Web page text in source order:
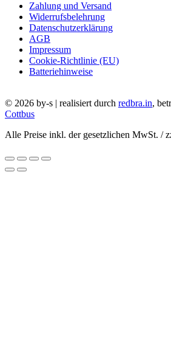
Zahlung und Versand
Widerrufsbelehrung
Datenschutzerklärung
AGB
Impressum
Cookie-Richtlinie (EU)
Batteriehinweise
© 2026 by-s | realisiert durch redbra.in,
Cottbus
Alle Preise inkl. der gesetzlichen MwSt. /